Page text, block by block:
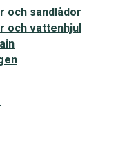
och sandlådor
och vattenhjul